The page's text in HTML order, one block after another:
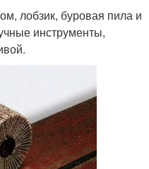
лобзик, буровая пила и
инструменты,